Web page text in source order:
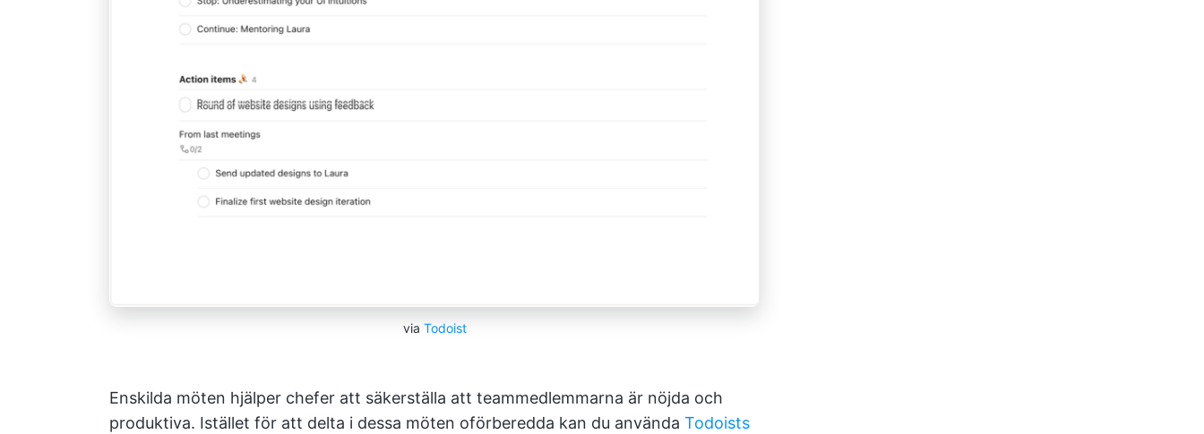
via Todoist
Enskilda möten hjälper chefer att säkerställa att teammedlemmarna är nöjda och
produktiva. Istället för att delta i dessa möten oförberedda kan du använda Todoists